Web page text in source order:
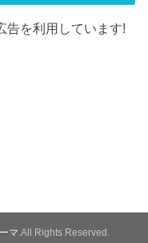
告を利用しています!
マ .All Rights Reserved.